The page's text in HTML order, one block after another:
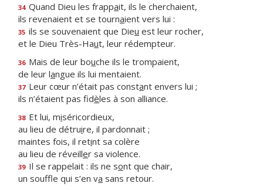
34 Quand Dieu les frappait, ils le cherchaient,
ils revenaient et se tournaient vers lui :
35 ils se souvenaient que Dieu est leur rocher,
et le Dieu Très-Haut, leur rédempteur.
36 Mais de leur bouche ils le trompaient,
de leur langue ils lui mentaient.
37 Leur cœur n’était pas constant envers lui ;
ils n’étaient pas fidèles à son alliance.
38 Et lui, miséricordieux,
au lieu de détruire, il pardonnait ;
maintes fois, il retint sa colère
au lieu de réveiller sa violence.
39 Il se rappelait : ils ne sont que chair,
un souffle qui s’en va sans retour.